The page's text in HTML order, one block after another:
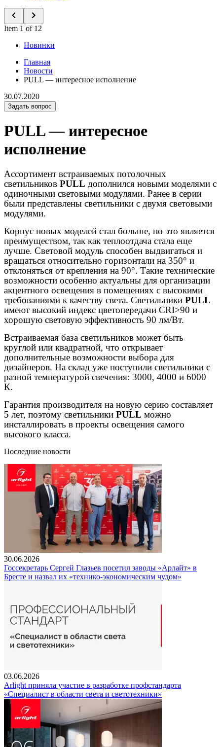
Item 1 of 12
Новинки
Главная
Новости
PULL — интересное исполнение
30.07.2020
Задать вопрос
PULL — интересное
исполнение
Ассортимент встраиваемых потолочных
светильников PULL дополнился новыми моделями с
одиночными световыми модулями. Ранее в серии
были представлены светильники с двумя световыми
модулями.
Корпус новых моделей стал больше, но это является
преимуществом, так как теплоотдача стала еще
лучше. Световой модуль способен выдвигаться и
вращаться относительно горизонтали на 350° и
отклоняться от крепления на 90°. Такие технические
возможности особенно актуальны для организации
акцентного освещения в помещениях с высокими
требованиями к качеству света. Светильники PULL
имеют высокий индекс цветопередачи CRI>90 и
хорошую световую эффективность 90 лм/Вт.
Встраиваемая база светильников может быть
круглой или квадратной, что открывает
дополнительные возможности выбора для
дизайнеров. На склад уже поступили светильники с
разной температурой свечения: 3000, 4000 и 6000
К.
Гарантия производителя на новую серию составляет
5 лет, поэтому светильники PULL можно
инсталлировать в проекты освещения самого
высокого класса.
Последние новости
30.06.2026
Госсекретарь Сергей Глазьев посетил заводы «Арлайт» в
Бресте и назвал их «технико-экономическим чудом»
03.06.2026
Arlight приняла участие в разработке профстандарта
«Специалист в области света и светотехники»